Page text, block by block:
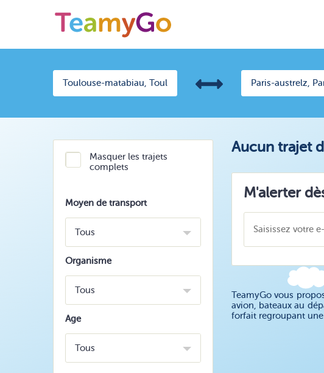
Masquer les trajets
complets
Moyen de transport
Tous
Organisme
Tous
Age
Tous
Aucun trajet
M'alerter
TeamyGo vous
avion, bateaux au
forfait regroupant